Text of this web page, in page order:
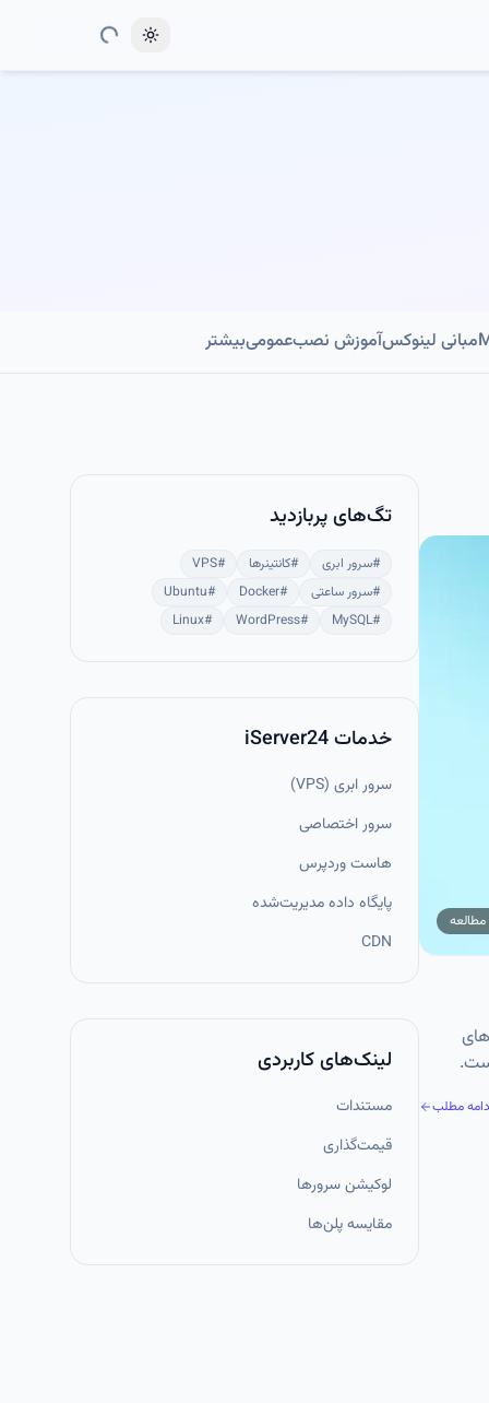
Toggle theme
مبانی لینوکسآموزش نصبعمومیبیشتر
مطالعه
مطلب
تگ‌های پربازدید
#سرور ابری #کانتینرها #
VPS
#سرور ساعتی #
Docker
#
Ubuntu
#
MySQL
#
WordPress
#
Linux
خدمات iServer24
سرور ابری (VPS)
سرور اختصاصی
هاست وردپرس
پایگاه داده مدیریت‌شده
CDN
لینک‌های کاربردی
مستندات
قیمت‌گذاری
لوکیشن سرورها
مقایسه پلن‌ها